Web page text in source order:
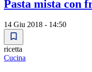
Pasta mista con
14 Giu 2018 - 14:50
ricetta
Cucina